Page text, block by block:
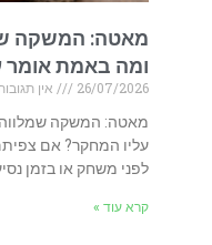
מאטה: המשקה
ומה באמת אומר
26/07/2026
אין
מאטה: המשקה שמלווה
עליו המחקר? אם
לפני משחק או בזמן
קרא עוד »